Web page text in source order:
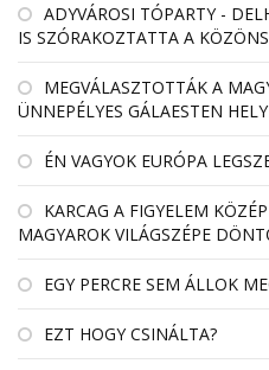
ADYVÁROSI TÓPARTY -
IS SZÓRAKOZTATTA A
MEGVÁLASZTOTTÁK A
ÜNNEPÉLYES GÁLAESTEN
ÉN VAGYOK EURÓPA
KARCAG A FIGYELEM
MAGYAROK VILÁGSZÉPE
EGY PERCRE SEM ÁLLOK
EZT HOGY CSINÁLTA?